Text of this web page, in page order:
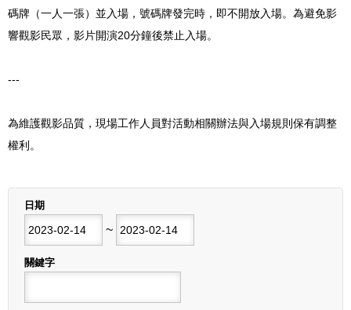
碼牌（一人一張）並入場，號碼牌發完時，即不開放入場。為避免影
響觀影民眾，影片開演20分鐘後禁止入場。
---
為維護觀影品質，現場工作人員對活動相關辦法與入場規則保有調整
權利。
日期
~
結束日期
關鍵字